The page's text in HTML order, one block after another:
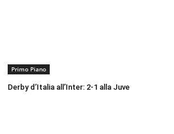
Primo Piano
Derby d’Italia all’Inter: 2-1 alla Juve